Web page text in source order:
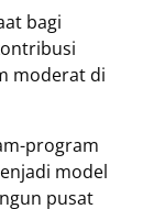
bagi
moderat di
program
model
pusat